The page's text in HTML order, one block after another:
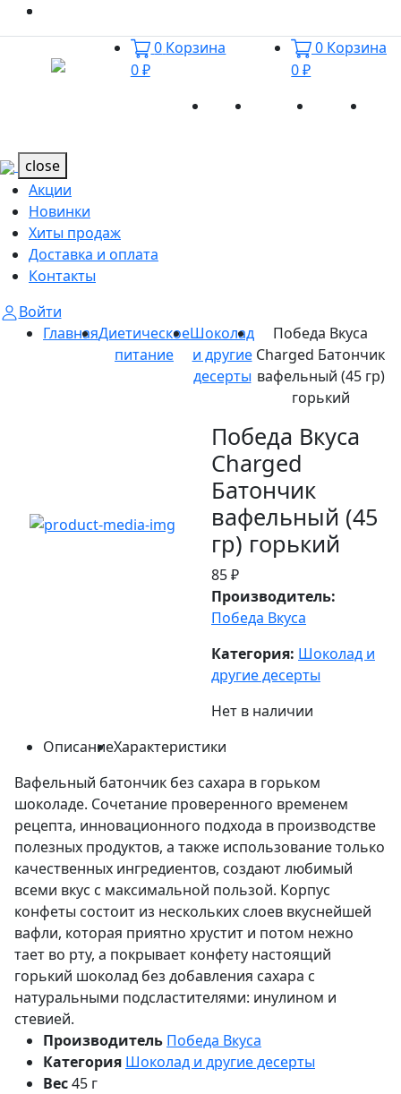
0 Корзина
0 ₽
0 Корзина
0 ₽
Акции Новинки
close
Акции
Новинки
Хиты продаж
Доставка и оплата
Контакты
Войти
ГлавнаяДиетическое
питание
Шоколад
и другие
десерты
Победа Вкуса
Charged Батончик
вафельный (45 гр)
горький
Победа Вкуса
Charged
Батончик
вафельный (45
гр) горький
85 ₽
Производитель:
Победа Вкуса
Категория: Шоколад и
другие десерты
Нет в наличии
ОписаниеХарактеристики
Вафельный батончик без сахара в горьком
шоколаде. Сочетание проверенного временем
рецепта, инновационного подхода в производстве
полезных продуктов, а также использование только
качественных ингредиентов, создают любимый
всеми вкус с максимальной пользой. Корпус
конфеты состоит из нескольких слоев вкуснейшей
вафли, которая приятно хрустит и потом нежно
тает во рту, а покрывает конфету настоящий
горький шоколад без добавления сахара с
натуральными подсластителями: инулином и
стевией.
Производитель Победа Вкуса
Категория Шоколад и другие десерты
Вес45 г